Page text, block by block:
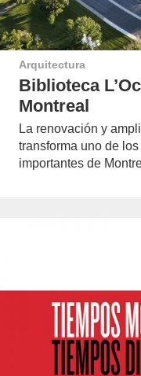
Arquitectura
Biblioteca
Montreal
La renovación y
transforma uno de
importantes de